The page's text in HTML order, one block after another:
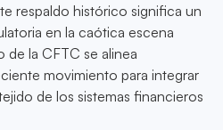
respaldo histórico significa un
en la caótica escena
de la CFTC se alinea
movimiento para integrar
de los sistemas financieros